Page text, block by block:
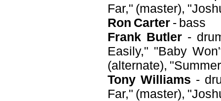
Far," (master),
Ron Carter- bass
Frank Butler -
Easily," "Baby
(alternate),
Tony Williams -
Far," (master),